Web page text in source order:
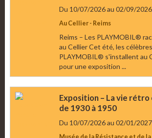
Du 10/07/2026au 02/09/2026
Au Cellier - Reims
Reims – Les PLAYMOBIL®
au Cellier Cet été, les
PLAYMOBIL® s'installent au
pour une exposition ...
Exposition – La vie rétro
de 1930 à 1950
Du 10/07/2026au 02/01/2027